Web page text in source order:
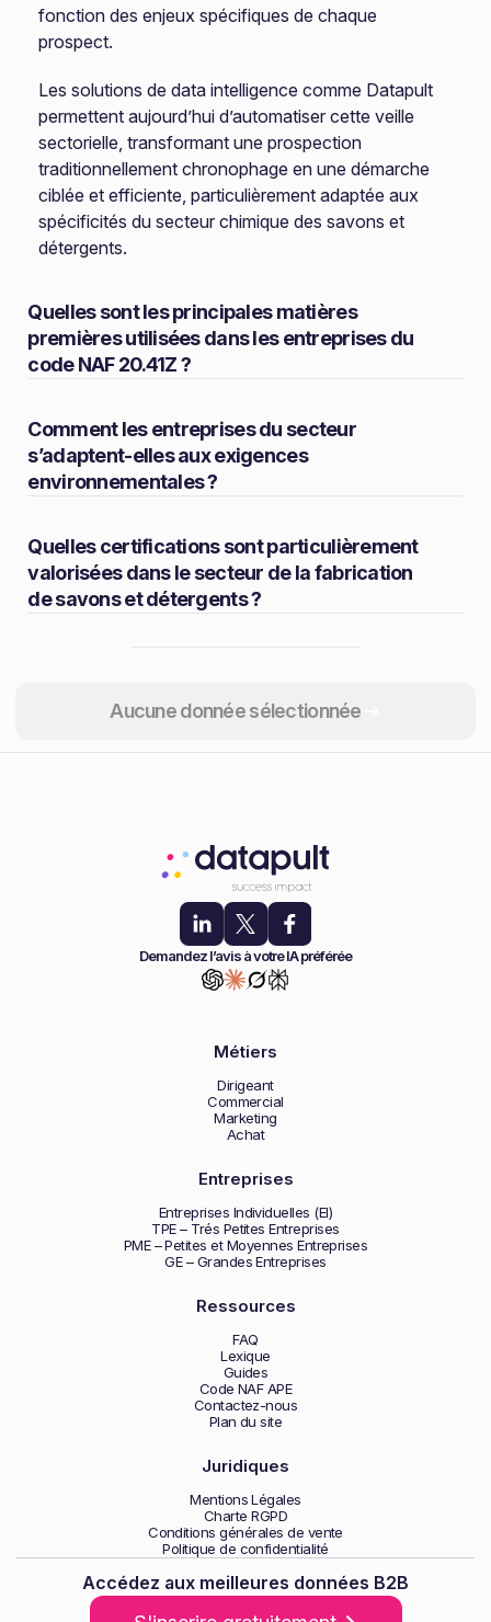
Aucune donnée sélectionnée
fonction des enjeux spécifiques de chaque
prospect.
Les solutions de data intelligence comme Datapult
permettent aujourd’hui d’automatiser cette veille
sectorielle, transformant une prospection
traditionnellement chronophage en une démarche
ciblée et efficiente, particulièrement adaptée aux
spécificités du secteur chimique des savons et
détergents.
Quelles sont les principales matières
premières utilisées dans les entreprises du
code NAF 20.41Z ?
Comment les entreprises du secteur
s’adaptent-elles aux exigences
environnementales ?
Quelles certifications sont particulièrement
valorisées dans le secteur de la fabrication
de savons et détergents ?
Partager
Demandez l’avis à votre IA préférée
Métiers
Dirigeant
Commercial
Marketing
Achat
Entreprises
Entreprises Individuelles (EI)
TPE – Trés Petites Entreprises
PME – Petites et Moyennes Entreprises
GE – Grandes Entreprises
Ressources
FAQ
Lexique
Guides
Code NAF APE
Contactez-nous
Plan du site
Juridiques
Mentions Légales
Charte RGPD
Conditions générales de vente
Politique de confidentialité
Accédez aux meilleures données B2B